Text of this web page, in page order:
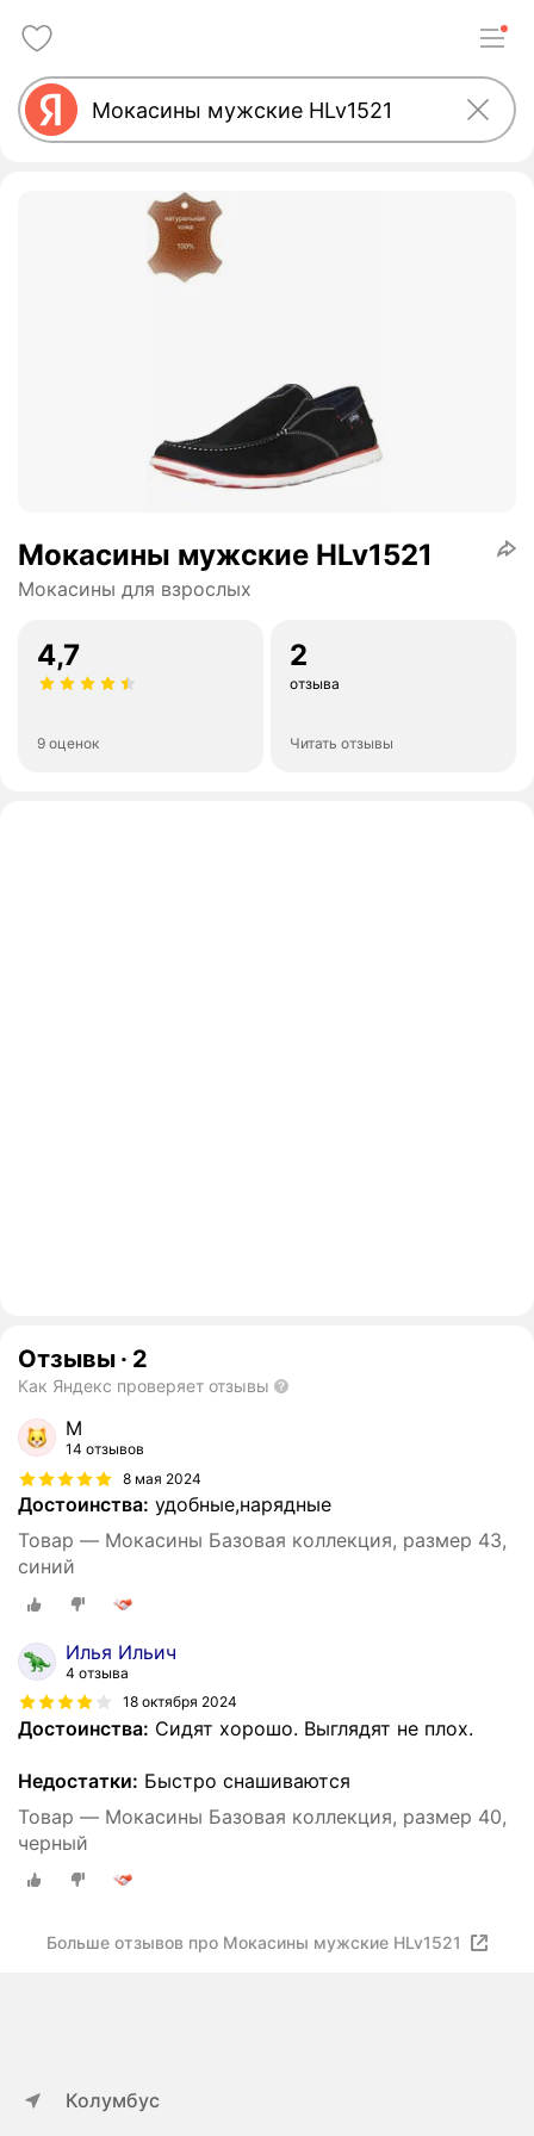
Мокасины мужские HLv1521
Мокасины для взрослых
4,7
9 оценок
2
отзыва
Читать отзывы
Отзывы · 2
Как Яндекс проверяет отзывы
М
14 отзывов
8 мая 2024
Достоинства: удобные,нарядные
Товар — Мокасины Базовая коллекция, размер 43,
синий
Илья Ильич
4 отзыва
18 октября 2024
Достоинства: Сидят хорошо. Выглядят не плох.
Недостатки: Быстро снашиваются
Товар — Мокасины Базовая коллекция, размер 40,
черный
Больше отзывов про Мокасины мужские HLv1521
Колумбус